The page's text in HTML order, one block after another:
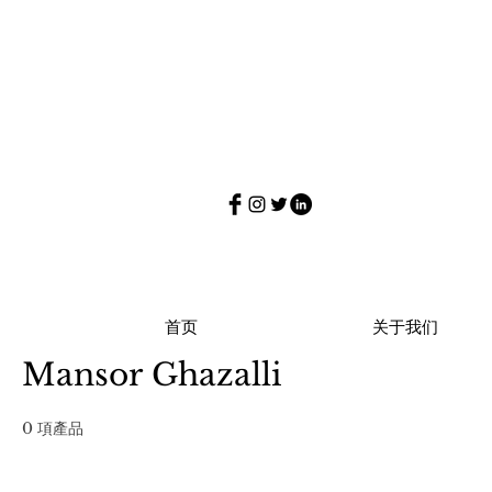
首页 关于我们
Mansor Ghazalli
0 項產品